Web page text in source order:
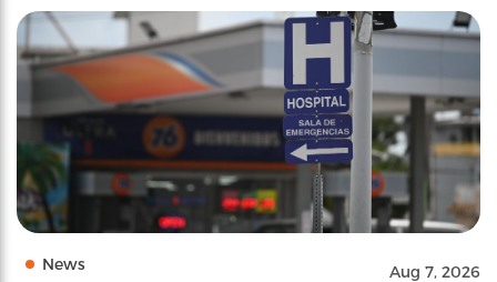
News Aug 7, 2026